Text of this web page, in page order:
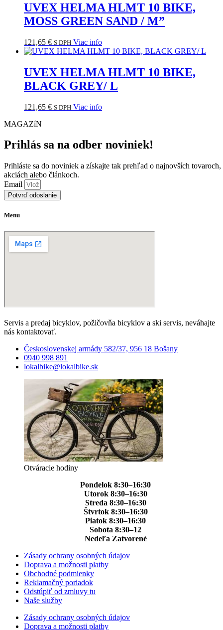
UVEX HELMA HLMT 10 BIKE,
MOSS GREEN SAND / M”
121,65 € S DPH Viac info
UVEX HELMA HLMT 10 BIKE,
BLACK GREY/ L
121,65 € S DPH Viac info
MAGAZíN
Prihlás sa na odber noviniek!
Prihláste sa do noviniek a získajte tak prehľad o najnovších tovaroch,
akciách alebo článkoch.
Email
Potvrď odoslanie
Menu
Servis a predaj bicyklov, požičovňa bicyklov a ski servis, neváhajte
nás kontaktovať.
Československej armády 582/37, 956 18 Bošany
0940 998 891
lokalbike@lokalbike.sk
Otváracie hodiny
Pondelok 8:30–16:30
Utorok 8:30–16:30
Streda 8:30–16:30
Štvrtok 8:30–16:30
Piatok 8:30–16:30
Sobota 8:30–12
Nedeľa Zatvorené
Zásady ochrany osobných údajov
Doprava a možnosti platby
Obchodné podmienky
Reklamačný poriadok
Odstúpiť od zmluvy tu
Naše služby
Zásady ochrany osobných údajov
Doprava a možnosti platby